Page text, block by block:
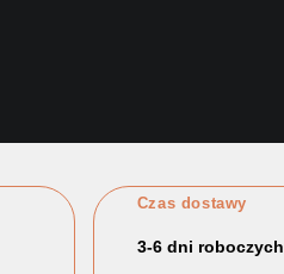
Czas dostawy
3-6 dni